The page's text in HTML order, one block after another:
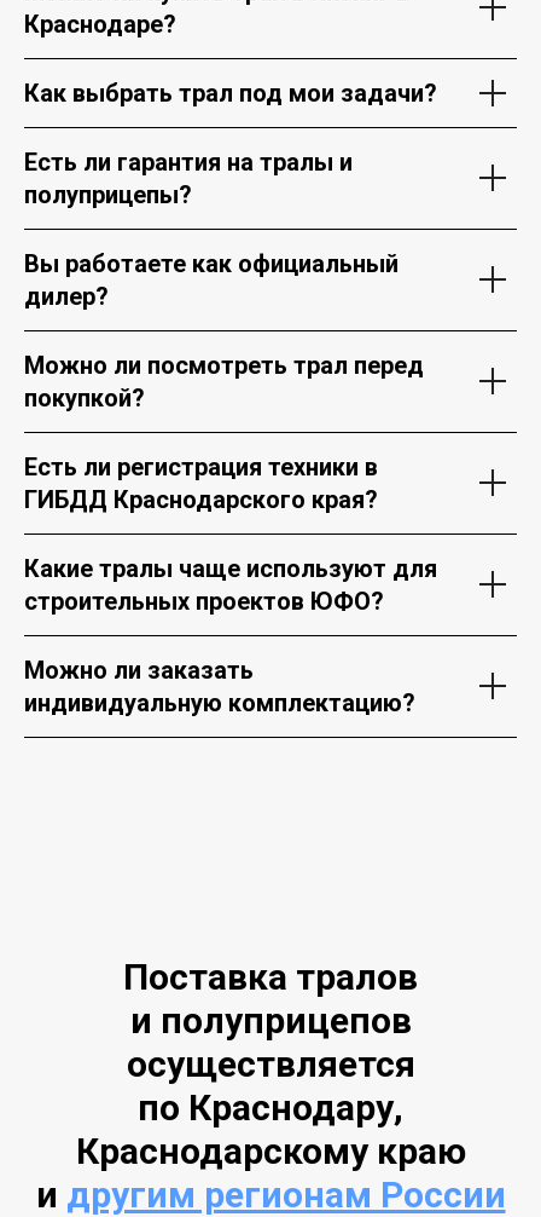
Краснодаре?
Как выбрать трал под мои задачи?
Есть ли гарантия на тралы и
полуприцепы?
Вы работаете как официальный
дилер?
Можно ли посмотреть трал перед
покупкой?
Есть ли регистрация техники в
ГИБДД Краснодарского края?
Какие тралы чаще используют для
строительных проектов ЮФО?
Можно ли заказать
индивидуальную комплектацию?
Поставка тралов
и полуприцепов
осуществляется
по Краснодару,
Краснодарскому краю
и другим регионам России